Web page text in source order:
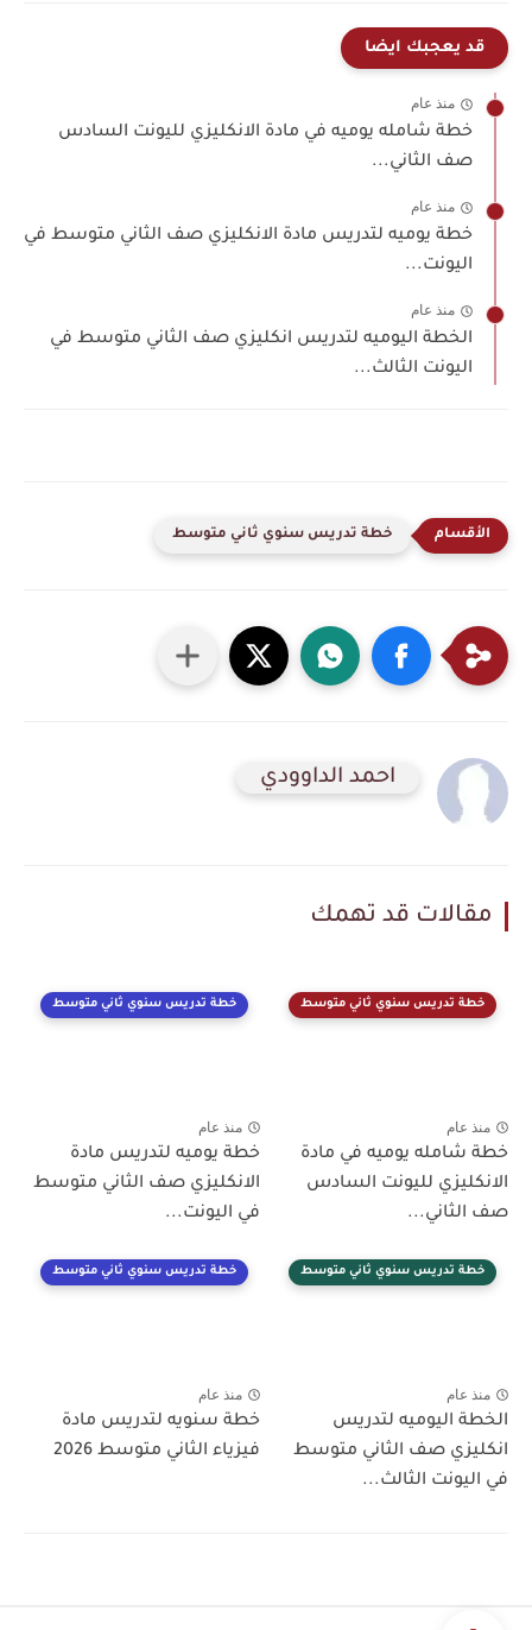
قد يعجبك ايضا
منذ عام
خطة شامله يوميه في مادة الانكليزي لليونت السادس
صف الثاني...
منذ عام
خطة يوميه لتدريس مادة الانكليزي صف الثاني متوسط في
اليونت...
منذ عام
الخطة اليوميه لتدريس انكليزي صف الثاني متوسط في
اليونت الثالث...
خطة تدريس سنوي ثاني متوسط
احمد الداوودي
مقالات قد تهمك
خطة تدريس سنوي ثاني متوسط
منذ عام
خطة شامله يوميه في مادة
الانكليزي لليونت السادس
صف الثاني...
خطة تدريس سنوي ثاني متوسط
منذ عام
خطة يوميه لتدريس مادة
الانكليزي صف الثاني متوسط
في اليونت...
خطة تدريس سنوي ثاني متوسط
منذ عام
الخطة اليوميه لتدريس
انكليزي صف الثاني متوسط
في اليونت الثالث...
خطة تدريس سنوي ثاني متوسط
منذ عام
خطة سنويه لتدريس مادة
فيزياء الثاني متوسط 2026